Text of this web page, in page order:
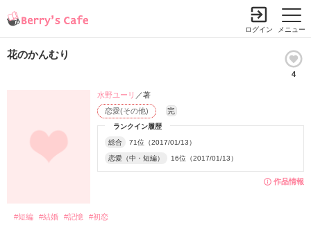
メニュー
ログイン
花のかんむり
4
作品情報
ランクイン履歴
総合 71位（2017/01/13）
恋愛（中・短編） 16位（2017/01/13）
恋愛(その他) 完
水野ユーリ ／著
#短編 #結婚 #記憶 #初恋